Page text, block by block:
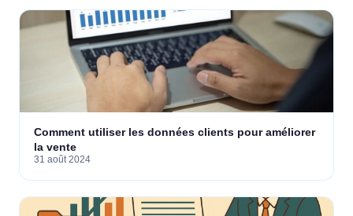
Comment utiliser les données clients pour améliorer
la vente
31 août 2024